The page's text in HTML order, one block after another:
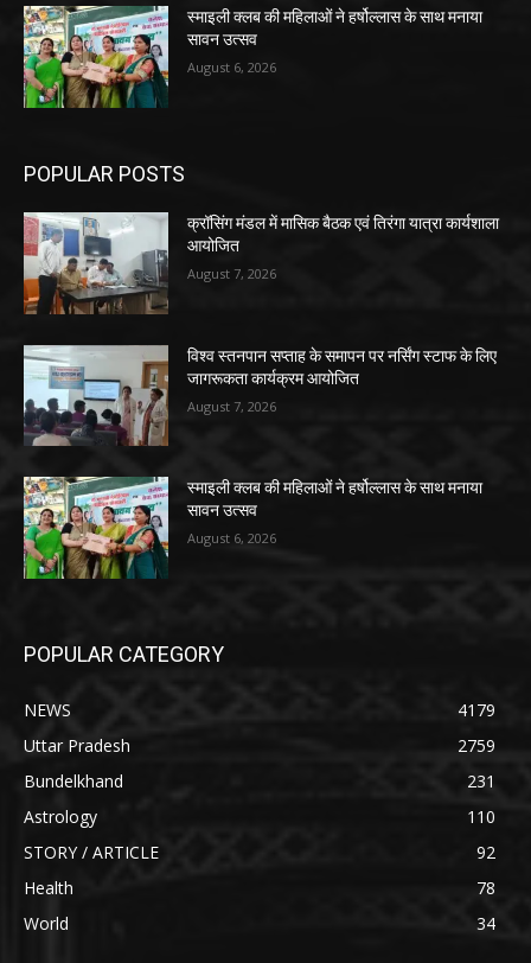
स्माइली क्लब की महिलाओं ने हर्षोल्लास के साथ मनाया
सावन उत्सव
August 6, 2026
POPULAR POSTS
क्रॉसिंग मंडल में मासिक बैठक एवं तिरंगा यात्रा कार्यशाला
आयोजित
August 7, 2026
विश्व स्तनपान सप्ताह के समापन पर नर्सिंग स्टाफ के लिए
जागरूकता कार्यक्रम आयोजित
August 7, 2026
स्माइली क्लब की महिलाओं ने हर्षोल्लास के साथ मनाया
सावन उत्सव
August 6, 2026
POPULAR CATEGORY
NEWS
4179
Uttar Pradesh
2759
Bundelkhand
231
Astrology
110
STORY / ARTICLE
92
Health
78
World
34